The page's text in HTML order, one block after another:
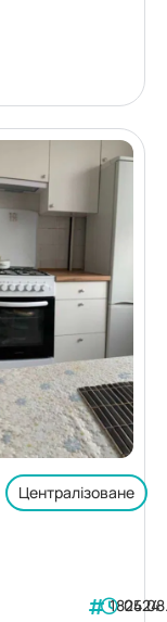
Централізоване
182424